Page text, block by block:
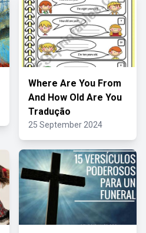
Where Are You From
And How Old Are You
Tradução
25 September 2024